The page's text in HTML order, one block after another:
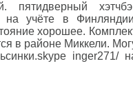
на учёте в
хорошее.
в районе Миккели.
inger271/